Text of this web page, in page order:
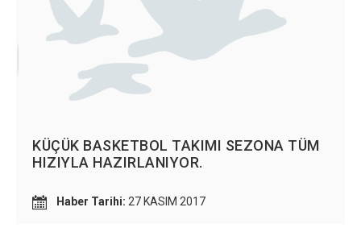
KÜÇÜK BASKETBOL TAKIMI SEZONA TÜM
HIZIYLA HAZIRLANIYOR.
Haber Tarihi: 27 KASIM 2017